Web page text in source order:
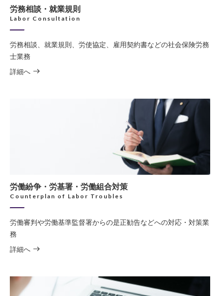
労務相談・就業規則
Labor Consultation
労務相談、就業規則、労使協定、雇用契約書などの社会保険労務
士業務
詳細へ
労働紛争・労基署・労働組合対策
Counterplan of Labor Troubles
労働審判や労働基準監督署からの是正勧告などへの対応・対策業
務
詳細へ